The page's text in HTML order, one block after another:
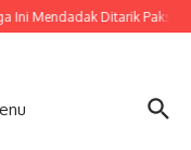
Ini Mendadak Ditarik Paksa,